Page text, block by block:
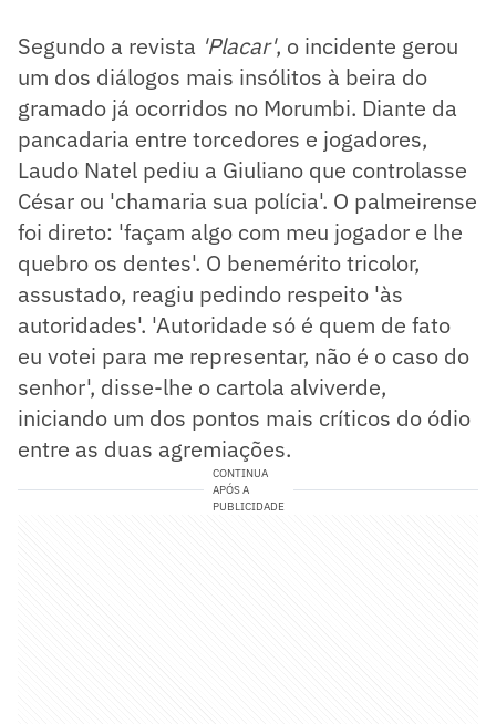
Segundo a revista 'Placar', o incidente gerou
um dos diálogos mais insólitos à beira do
gramado já ocorridos no Morumbi. Diante da
pancadaria entre torcedores e jogadores,
Laudo Natel pediu a Giuliano que controlasse
César ou 'chamaria sua polícia'. O palmeirense
foi direto: 'façam algo com meu jogador e lhe
quebro os dentes'. O benemérito tricolor,
assustado, reagiu pedindo respeito 'às
autoridades'. 'Autoridade só é quem de fato
eu votei para me representar, não é o caso do
senhor', disse-lhe o cartola alviverde,
iniciando um dos pontos mais críticos do ódio
entre as duas agremiações.
CONTINUA
APÓS A
PUBLICIDADE